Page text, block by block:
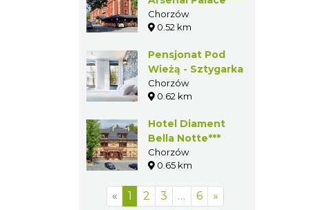
Chorzów
0.52 km
Pensjonat Pod
Wieżą - Sztygarka
Chorzów
0.62 km
Hotel Diament
Bella Notte***
Chorzów
0.65 km
« 1 2 3 … 6 »